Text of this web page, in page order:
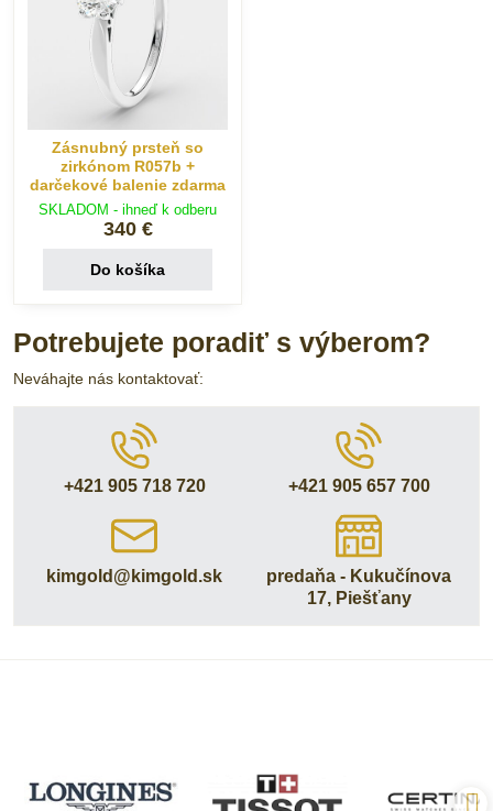
Zásnubný prsteň so
zirkónom R057b +
darčekové balenie zdarma
SKLADOM - ihneď k odberu
340 €
Do košíka
Potrebujete poradiť s výberom?
Neváhajte nás kontaktovať:
+421 905 718 720 +421 905 657 700
kimgold​@kimgold​.sk
predaňa - Kukučínova
17, Piešťany